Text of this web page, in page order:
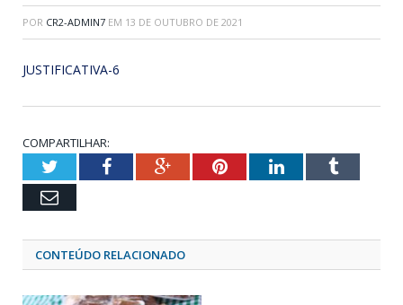
POR CR2-ADMIN7 EM 13 DE OUTUBRO DE 2021
JUSTIFICATIVA-6
COMPARTILHAR:
TwitterFacebookGoogle+PinterestLinkedInTumblr
Email
CONTEÚDO RELACIONADO